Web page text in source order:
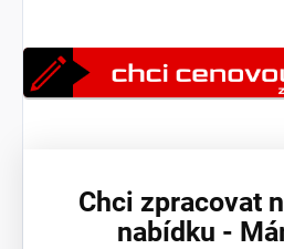
Chci zpracovat
nabídku -